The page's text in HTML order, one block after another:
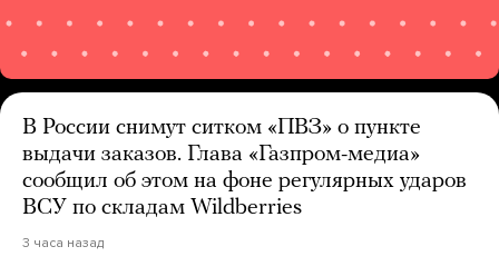
В России снимут ситком «ПВЗ» о пункте
выдачи заказов. Глава «Газпром-медиа»
сообщил об этом на фоне регулярных ударов
ВСУ по складам Wildberries
3 часа назад